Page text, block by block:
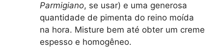
Parmigiano, se usar) e uma generosa
quantidade de pimenta do reino moída
na hora. Misture bem até obter um creme
espesso e homogêneo.